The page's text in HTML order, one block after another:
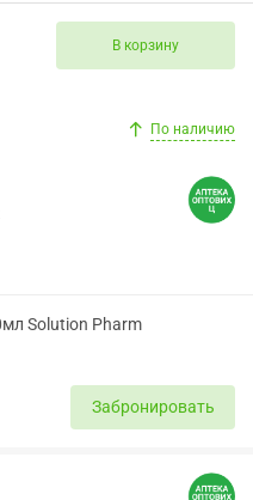
В корзину
По наличию
Solution Pharm
Забронировать